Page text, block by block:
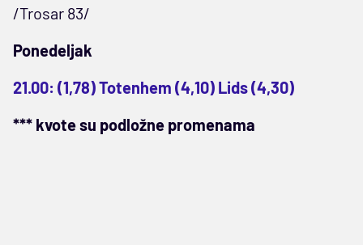
/Trosar 83/
Ponedeljak
21.00: (1,78) Totenhem (4,10) Lids (4,30)
*** kvote su podložne promenama